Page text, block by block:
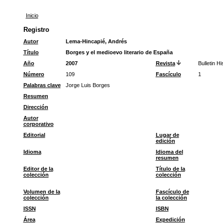
Inicio
Registro
Autor
Lema-Hincapié, Andrés
Título
Borges y el medioevo literario de España
Año
2007 Revista Bulletin
Número
109 Fascículo 1
Palabras clave
Jorge Luis Borges
Resumen
Dirección
Autor
corporativo
Editorial
Lugar de
edición
Idioma
Idioma del
resumen
Editor de la
colección
Título de la
colección
Volumen de la
colección
Fascículo de
la colección
ISSN ISBN
Área
Expedición